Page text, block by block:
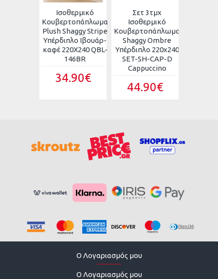
Ισοθερμικό
Κουβερτοπάπλωμα
Plush Shaggy Stripe
Υπέρδιπλο Ιβουάρ-
καφέ 220X240 QBL-
146BR
34.90€
Σετ 3τμχ
Ισοθερμικό
Κουβερτοπάπλωμα
Shaggy Ombre
Υπέρδιπλο 220x240
SET-SH-CAP-D
Cappuccino
44.90€
O Λογαριασμός μου
O Λογαριασμός μου